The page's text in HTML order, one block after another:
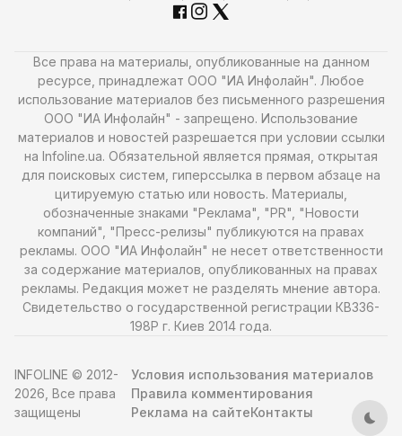
Все права на материалы, опубликованные на данном
ресурсе, принадлежат ООО "ИА Инфолайн". Любое
использование материалов без письменного разрешения
ООО "ИА Инфолайн" - запрещено. Использование
материалов и новостей разрешается при условии ссылки
на Infoline.ua. Обязательной является прямая, открытая
для поисковых систем, гиперссылка в первом абзаце на
цитируемую статью или новость. Материалы,
обозначенные знаками "Реклама", "PR", "Новости
компаний", "Пресс-релизы" публикуются на правах
рекламы. ООО "ИА Инфолайн" не несет ответственности
за содержание материалов, опубликованных на правах
рекламы. Редакция может не разделять мнение автора.
Свидетельство о государственной регистрации КВ336-
198Р г. Киев 2014 года.
INFOLINE © 2012-
2026, Все права
защищены
Условия использования материалов
Правила комментирования
Реклама на сайтеКонтакты